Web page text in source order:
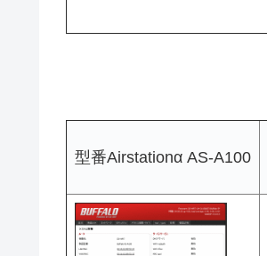
型番Airstationα AS-A100